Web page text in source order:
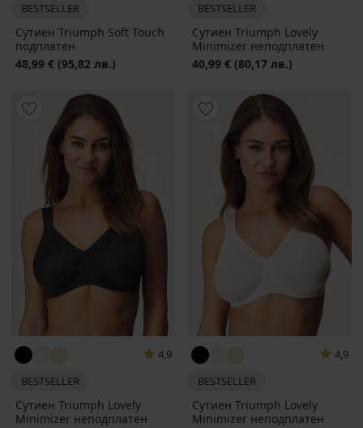
BESTSELLER
Сутиен Triumph Soft Touch
подплатен
48,99 € (95,82 лв.)
BESTSELLER
Сутиен Triumph Lovely
Minimizer неподплатен
40,99 € (80,17 лв.)
4,9
BESTSELLER
Сутиен Triumph Lovely
Minimizer неподплатен
4,9
BESTSELLER
Сутиен Triumph Lovely
Minimizer неподплатен